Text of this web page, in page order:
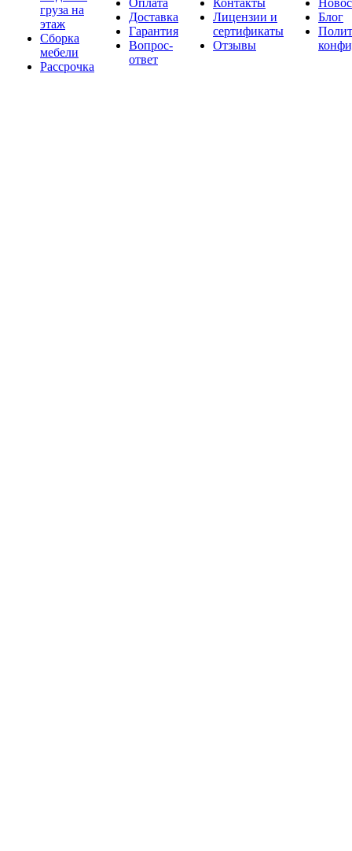
груза на
этаж
Сборка
мебели
Рассрочка
Оплата
Доставка
Гарантия
Вопрос-
ответ
Контакты
Лицензии и
сертификаты
Отзывы
Блог